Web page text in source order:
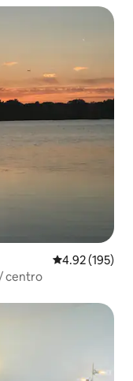
Calificación
4.92 (195)
centro